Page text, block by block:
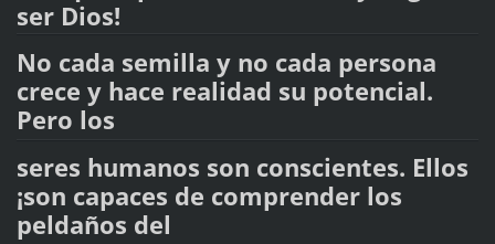
ser Dios!
No cada semilla y no cada persona
crece y hace realidad su potencial.
Pero los
seres humanos son conscientes. Ellos
¡son capaces de comprender los
peldaños del